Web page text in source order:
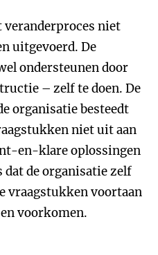
veranderproces niet
uitgevoerd. De
ondersteunen door
– zelf te doen. De
organisatie besteedt
niet uit aan
en-klare oplossingen
dat de organisatie zelf
vraagstukken voortaan
voorkomen.